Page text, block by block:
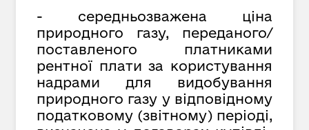
- середньозважена ціна
природного газу, переданого/
поставленого платниками
рентної плати за користування
надрами для видобування
природного газу у відповідному
податковому (звітному) періоді,